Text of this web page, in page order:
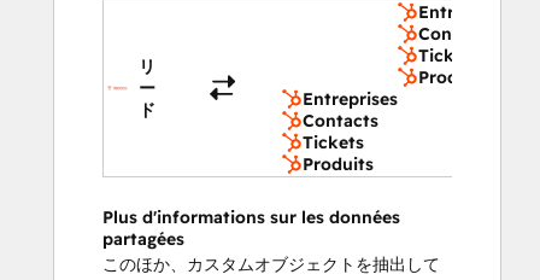
リ
ー
ド
Entreprises
Contacts
Tickets
Produits
Entreprises
Contacts
Tickets
Produits
Plus d'informations sur les données
partagées
このほか、カスタムオブジェクトを抽出して